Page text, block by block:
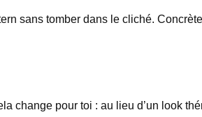
sans tomber dans le cliché.
change pour toi : au lieu d’un look